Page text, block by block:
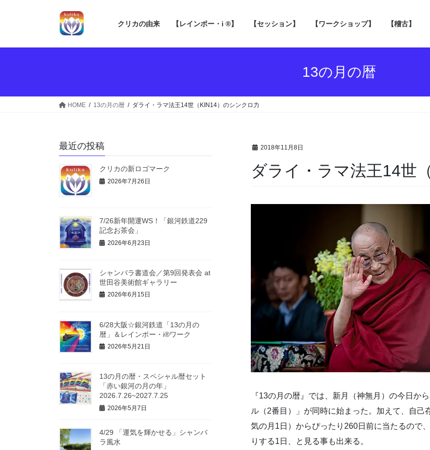
クリカの由来 【レインボー・i ®】 【セッション】 【ワークショップ】 【稽古】
13の月の暦
HOME 13の月の暦 ダライ・ラマ法王14世（KIN14）のシンクロ力
2018年11月8日
ダライ・ラマ法王14世
『13の月の暦』では、新月（神無月）の今日か
ル（2番目）」が同時に始まった。加えて、自
気の月1日）からぴったり260日前に当たるので
りする1日、と見る事も出来る。
最近の投稿
クリカの新ロゴマーク
2026年7月26日
7/26新年開運WS！「銀河鉄道229
記念お茶会」
2026年6月23日
シャンバラ書道会／第9回発表会 at
世田谷美術館ギャラリー
2026年6月15日
6/28大阪☆銀河鉄道「13の月の
暦」＆レインボー・i®ワーク
2026年5月21日
13の月の暦・スペシャル暦セット
「赤い銀河の月の年」
2026.7.26~2027.7.25
2026年5月7日
4/29 「運気を輝かせる」シャンバ
ラ風水